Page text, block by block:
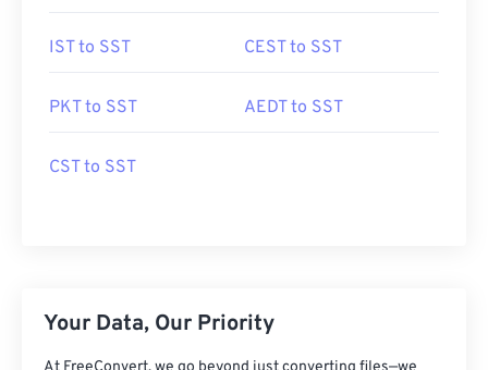
IST to SST CEST to SST
PKT to SST AEDT to SST
CST to SST
Your Data, Our Priority